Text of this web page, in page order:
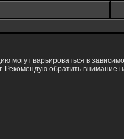
варьироваться в
Рекомендую обратить